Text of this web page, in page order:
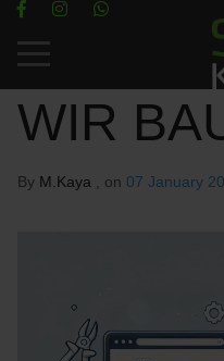
Mobile Menu Toggle
WIR
By M.Kaya , on 07 January